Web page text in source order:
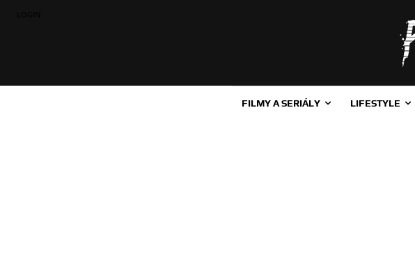
FILMY A SERIÁLY LIFESTYLE